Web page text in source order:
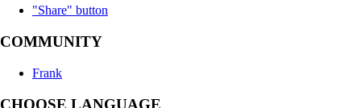
"Share" button
COMMUNITY
Frank
CHOOSE LANGUAGE